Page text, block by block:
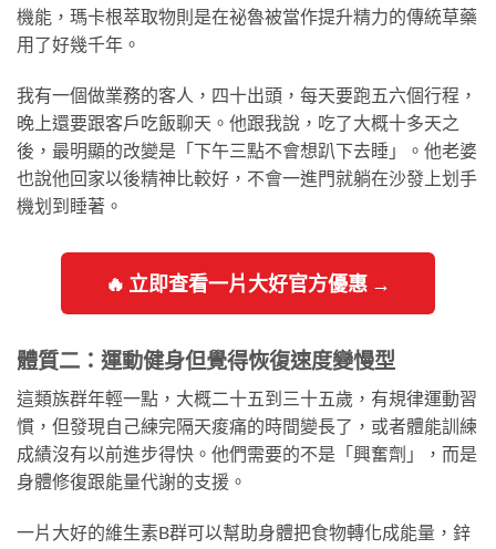
機能，瑪卡根萃取物則是在祕魯被當作提升精力的傳統草藥
用了好幾千年。
我有一個做業務的客人，四十出頭，每天要跑五六個行程，
晚上還要跟客戶吃飯聊天。他跟我說，吃了大概十多天之
後，最明顯的改變是「下午三點不會想趴下去睡」。他老婆
也說他回家以後精神比較好，不會一進門就躺在沙發上划手
機划到睡著。
🔥 立即查看一片大好官方優惠 →
體質二：運動健身但覺得恢復速度變慢型
這類族群年輕一點，大概二十五到三十五歲，有規律運動習
慣，但發現自己練完隔天痠痛的時間變長了，或者體能訓練
成績沒有以前進步得快。他們需要的不是「興奮劑」，而是
身體修復跟能量代謝的支援。
一片大好的維生素B群可以幫助身體把食物轉化成能量，鋅